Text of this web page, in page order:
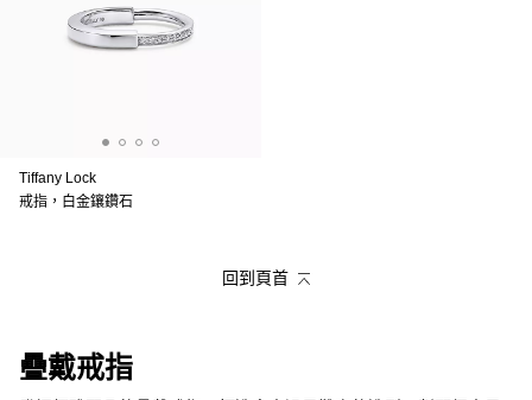
Tiffany Lock
戒指，白金鑲鑽石
回到頁首
疊戴戒指